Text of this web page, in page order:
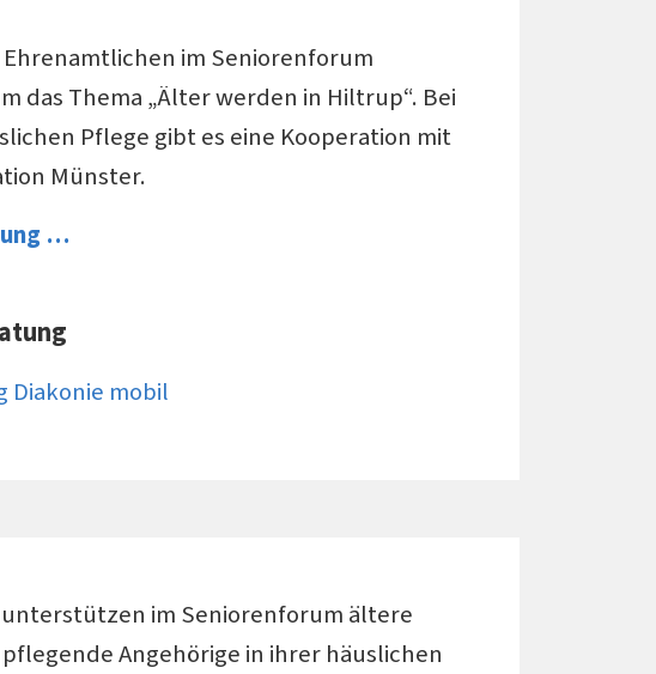
im Seniorenforum
das Thema „Älter werden in Hiltrup“. Bei
Pflege gibt es eine Kooperation mit
Münster.
…
Diakonie mobil
im Seniorenforum ältere
Angehörige in ihrer häuslichen